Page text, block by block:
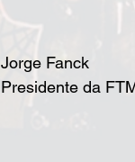
Jorge Fanck
Presidente da